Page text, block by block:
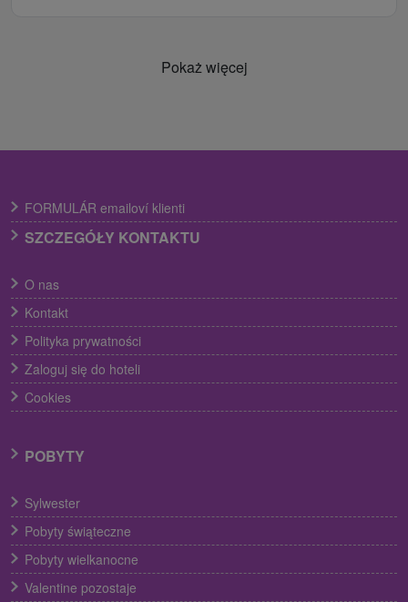
Pokaż więcej
FORMULÁR emailoví klienti
SZCZEGÓŁY KONTAKTU
O nas
Kontakt
Polityka prywatności
Zaloguj się do hoteli
Cookies
POBYTY
Sylwester
Pobyty świąteczne
Pobyty wielkanocne
Valentine pozostaje